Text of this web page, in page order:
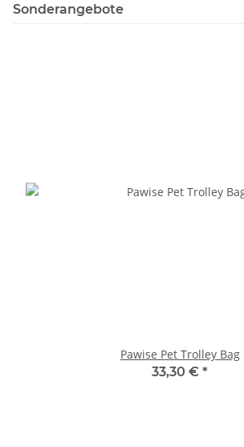
Sonderangebote
Pawise Pet Trolley Bag
33,30 € *